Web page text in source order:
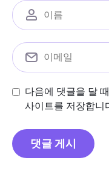
다음에 댓글을 달
사이트를 저장합니